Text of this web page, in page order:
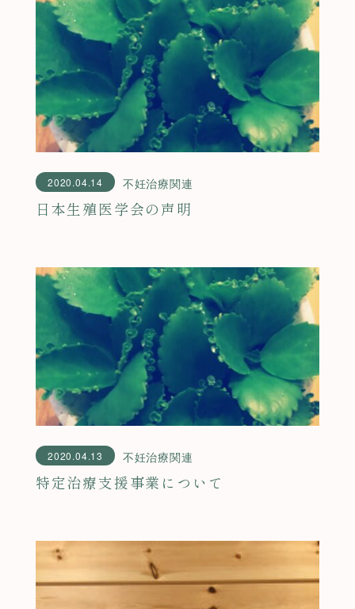
2020.04.14 不妊治療関連
日本生殖医学会の声明
2020.04.13 不妊治療関連
特定治療支援事業について